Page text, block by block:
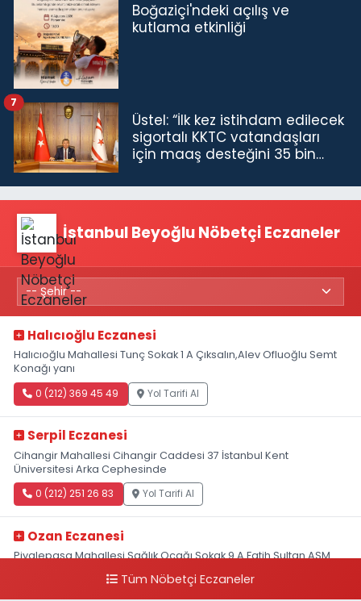
Boğaziçi'ndeki açılış ve
kutlama etkinliği
Üstel: “İlk kez istihdam edilecek
sigortalı KKTC vatandaşları
için maaş desteğini 35 bin
7
İstanbul Beyoğlu Nöbetçi Eczaneler
Halıcıoğlu Eczanesi
Halıcıoğlu Mahallesi Tunç Sokak 1 A Çıksalın,Alev Ofluoğlu Semt
Konağı yanı
0 (212) 369 45 49 Yol Tarifi Al
Serpil Eczanesi
Cihangir Mahallesi Cihangir Caddesi 37 İstanbul Kent
Üniversitesi Arka Cephesinde
0 (212) 251 26 83 Yol Tarifi Al
Ozan Eczanesi
Piyalepaşa Mahallesi Sağlık Ocağı Sokak 9 A Fatih Sultan ASM
Tüm Nöbetçi Eczaneler